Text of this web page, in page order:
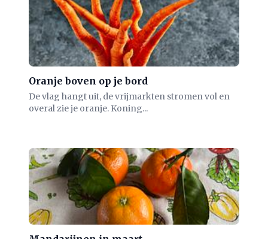
Oranje boven op je bord
De vlag hangt uit, de vrijmarkten stromen vol en
overal zie je oranje. Koning...